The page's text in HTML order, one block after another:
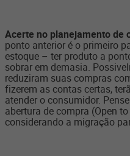
Acerte no planejamento de
ponto anterior é o primeiro
estoque – ter produto a
sobrar em demasia.
reduziram suas compras
fizerem as contas certas,
atender o consumidor.
abertura de compra (Open
considerando a migração